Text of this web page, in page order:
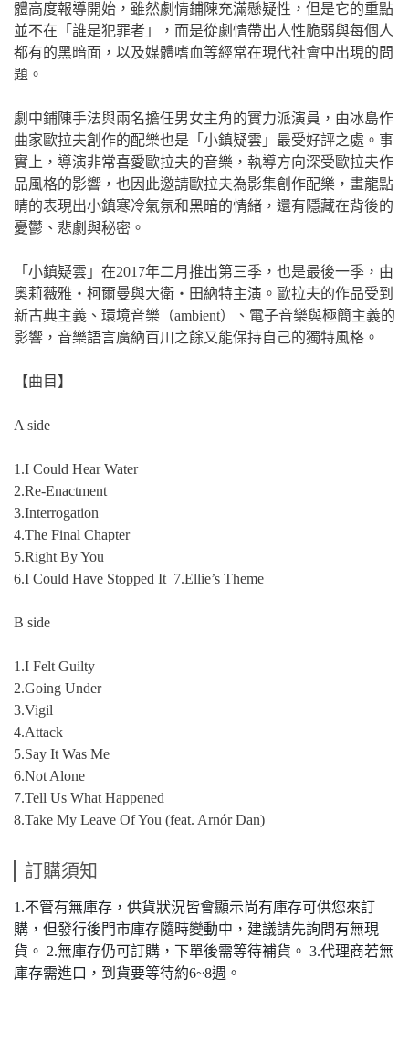
體高度報導開始，雖然劇情鋪陳充滿懸疑性，但是它的重點
並不在「誰是犯罪者」，而是從劇情帶出人性脆弱與每個人
都有的黑暗面，以及媒體嗜血等經常在現代社會中出現的問
題。
劇中鋪陳手法與兩名擔任男女主角的實力派演員，由冰島作
曲家歐拉夫創作的配樂也是「小鎮疑雲」最受好評之處。事
實上，導演非常喜愛歐拉夫的音樂，執導方向深受歐拉夫作
品風格的影響，也因此邀請歐拉夫為影集創作配樂，畫龍點
晴的表現出小鎮寒冷氣氛和黑暗的情緒，還有隱藏在背後的
憂鬱、悲劇與秘密。
「小鎮疑雲」在2017年二月推出第三季，也是最後一季，由
奧莉薇雅‧柯爾曼與大衛‧田納特主演。歐拉夫的作品受到
新古典主義、環境音樂（ambient）、電子音樂與極簡主義的
影響，音樂語言廣納百川之餘又能保持自己的獨特風格。
【曲目】
A side
1.I Could Hear Water
2.Re-Enactment
3.Interrogation
4.The Final Chapter
5.Right By You
6.I Could Have Stopped It 7.Ellie’s Theme
B side
1.I Felt Guilty
2.Going Under
3.Vigil
4.Attack
5.Say It Was Me
6.Not Alone
7.Tell Us What Happened
8.Take My Leave Of You (feat. Arnór Dan)
訂購須知
1.不管有無庫存，供貨狀況皆會顯示尚有庫存可供您來訂
購，但發行後門市庫存隨時變動中，建議請先詢問有無現
貨。 2.無庫存仍可訂購，下單後需等待補貨。 3.代理商若無
庫存需進口，到貨要等待約6~8週。